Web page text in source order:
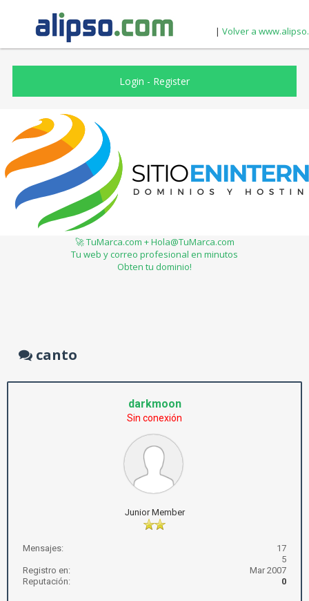
| Volver a
Login - Register
🚀 TuMarca.com + Hola@TuMarca.com
Tu web y correo profesional en minutos
Obten tu dominio!
canto
darkmoon
Sin conexión
Junior Member
Mensajes:
17
5
Registro en:
Mar 2007
Reputación:
0